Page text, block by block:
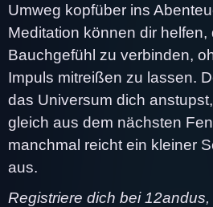
Umweg kopfüber ins
Meditation können dir helfen,
Bauchgefühl zu verbinden,
Impuls mitreißen zu lassen.
das Universum dich
gleich aus dem nächsten
manchmal reicht ein kleiner
aus.
Registriere dich bei